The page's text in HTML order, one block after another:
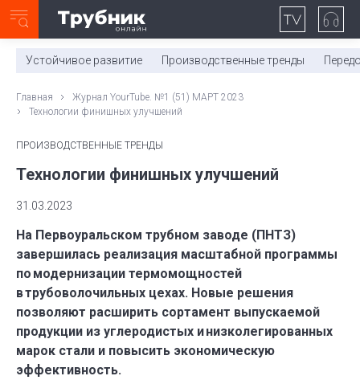
0:00/ 11:03
Устойчивое развитие Производственные тренды
Главная
Журнал YourTube. №1 (51) МАРТ 2023
Технологии финишных улучшений
ПРОИЗВОДСТВЕННЫЕ ТРЕНДЫ
Технологии финишных улучшений
31.03.2023
На Первоуральском трубном заводе (ПНТЗ)
завершилась реализация масштабной программы
по модернизации термомощностей
в трубоволочильных цехах. Новые решения
позволяют расширить сортамент выпускаемой
продукции из углеродистых и низколегированных
марок стали и повысить экономическую
эффективность.